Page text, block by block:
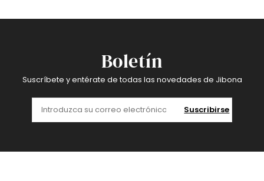
Boletín
Suscríbete y entérate de todas las novedades de Jibona
Suscribirse